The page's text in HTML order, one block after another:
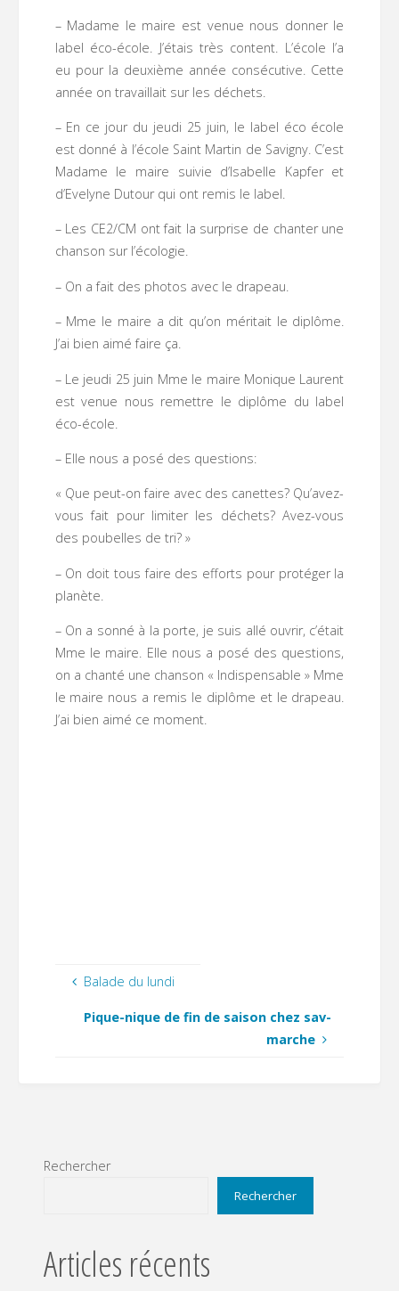
– Madame le maire est venue nous donner le
label éco-école. J’étais très content. L’école l’a
eu pour la deuxième année consécutive. Cette
année on travaillait sur les déchets.
– En ce jour du jeudi 25 juin, le label éco école
est donné à l’école Saint Martin de Savigny. C’est
Madame le maire suivie d’Isabelle Kapfer et
d’Evelyne Dutour qui ont remis le label.
– Les CE2/CM ont fait la surprise de chanter une
chanson sur l’écologie.
– On a fait des photos avec le drapeau.
– Mme le maire a dit qu’on méritait le diplôme.
J’ai bien aimé faire ça.
– Le jeudi 25 juin Mme le maire Monique Laurent
est venue nous remettre le diplôme du label
éco-école.
– Elle nous a posé des questions:
« Que peut-on faire avec des canettes? Qu’avez-
vous fait pour limiter les déchets? Avez-vous
des poubelles de tri? »
– On doit tous faire des efforts pour protéger la
planète.
– On a sonné à la porte, je suis allé ouvrir, c’était
Mme le maire. Elle nous a posé des questions,
on a chanté une chanson « Indispensable » Mme
le maire nous a remis le diplôme et le drapeau.
J’ai bien aimé ce moment.
Balade du lundi
Pique-nique de fin de saison chez sav-
marche
Rechercher
Rechercher
Articles récents